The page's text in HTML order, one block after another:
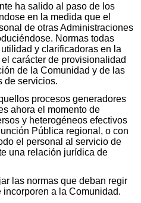
ha salido al paso de los
en la medida que el
de otras Administraciones
Normas todas
y clarificadoras en la
carácter de provisionalidad
de la Comunidad y de las
de servicios.
procesos generadores
ahora el momento de
y heterogéneos efectivos
Pública regional, o con
el personal al servicio de
una relación jurídica de
las normas que deban regir
incorporen a la Comunidad.